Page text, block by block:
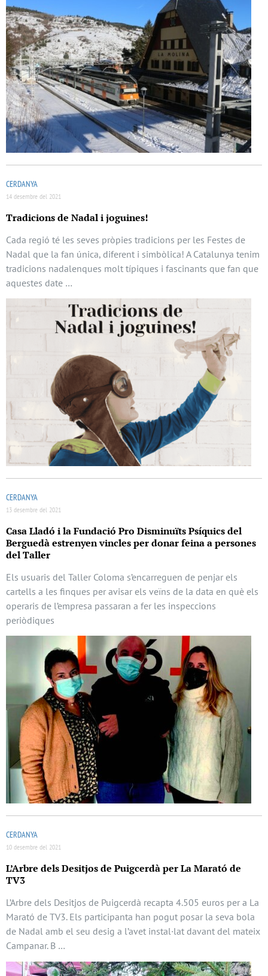
CERDANYA
14 desembre del 2021
Tradicions de Nadal i joguines!
Cada regió té les seves pròpies tradicions per les Festes de
Nadal que la fan única, diferent i simbòlica! A Catalunya tenim
tradicions nadalenques molt típiques i fascinants que fan que
aquestes date …
CERDANYA
13 desembre del 2021
Casa Lladó i la Fundació Pro Disminuïts Psíquics del
Berguedà estrenyen vincles per donar feina a persones
del Taller
Els usuaris del Taller Coloma s’encarreguen de penjar els
cartells a les finques per avisar els veïns de la data en què els
operaris de l’empresa passaran a fer les inspeccions
periòdiques
CERDANYA
10 desembre del 2021
L’Arbre dels Desitjos de Puigcerdà per La Marató de
TV3
L’Arbre dels Desitjos de Puigcerdà recapta 4.505 euros per a La
Marató de TV3. Els participanta han pogut posar la seva bola
de Nadal amb el seu desig a l’avet instal·lat davant del mateix
Campanar. B …